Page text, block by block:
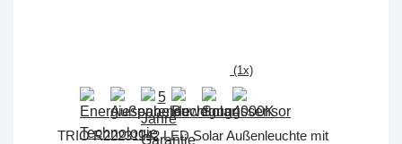
(1x)
TRIO R22231142 LED Solar Außenleuchte mit